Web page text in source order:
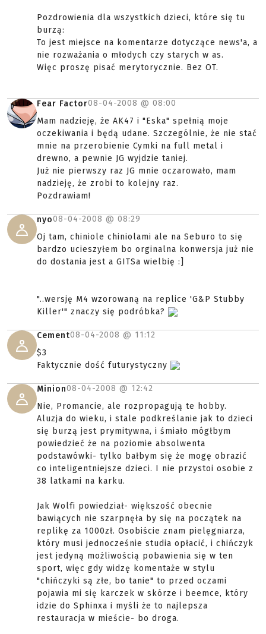
Pozdrowienia dla wszystkich dzieci, które się tu
burzą:
To jest miejsce na komentarze dotyczące news'a, a
nie rozważania o młodych czy starych w as.
Więc proszę pisać merytorycznie. Bez OT.
Fear Factor08-04-2008 @ 08:00
Mam nadzieję, że AK47 i "Eska" spełnią moje
oczekiwania i będą udane. Szczególnie, że nie stać
mnie na przerobienie Cymki na full metal i
drewno, a pewnie JG wyjdzie taniej.
Już nie pierwszy raz JG mnie oczarowało, mam
nadzieję, że zrobi to kolejny raz.
Pozdrawiam!
nyo08-04-2008 @ 08:29
Oj tam, chiniole chiniolami ale na Seburo to się
bardzo ucieszyłem bo orginalna konwersja już nie
do dostania jest a GITSa wielbię :]
"..wersję M4 wzorowaną na replice 'G&P Stubby
Killer'" znaczy się podróbka?
Cement08-04-2008 @ 11:12
$3
Faktycznie dość futurystyczny
Minion08-04-2008 @ 12:42
Nie, Promancie, ale rozpropagują te hobby.
Aluzja do wieku, i stale podkreślanie jak to dzieci
się burzą jest prymitywna, i śmiało mógłbym
powiedzieć że na poziomie absolwenta
podstawówki- tylko bałbym się że mogę obrazić
co inteligentniejsze dzieci. I nie przystoi osobie z
38 latkami na karku.
Jak Wolfi powiedział- większość obecnie
bawiących nie szarpnęła by się na początek na
replikę za 1000zł. Osobiście znam pielęgniarza,
który musi jednocześnie studia opłacić, i chińczyk
jest jedyną możliwością pobawienia się w ten
sport, więc gdy widzę komentaże w stylu
"chińczyki są złe, bo tanie" to przed oczami
pojawia mi się karczek w skórze i beemce, który
idzie do Sphinxa i myśli że to najlepsza
restauracja w mieście- bo droga.